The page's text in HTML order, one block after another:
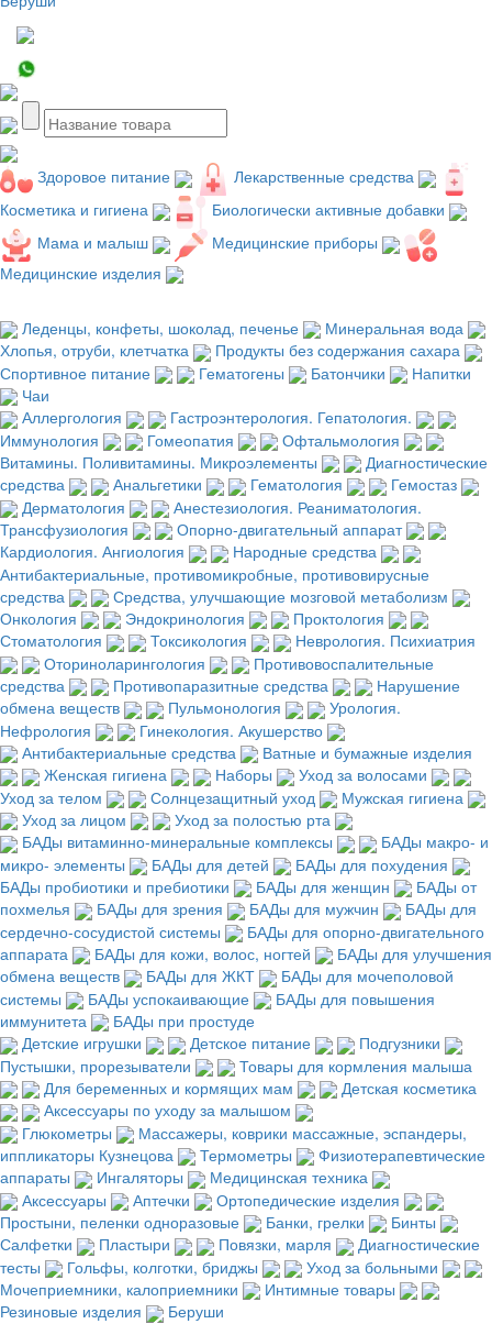
Здоровое питание
Лекарственные средства
Косметика и гигиена
Биологически активные добавки
Мама и малыш
Медицинские приборы
Медицинские изделия
Леденцы, конфеты, шоколад, печенье
Минеральная вода
Хлопья, отруби, клетчатка
Продукты без содержания сахара
Спортивное питание
Гематогены Батончики
Напитки
Чаи
Аллергология
Гастроэнтерология. Гепатология.
Иммунология
Гомеопатия
Офтальмология
Витамины. Поливитамины. Микроэлементы
Диагностические
средства
Анальгетики Гематология
Гемостаз
Дерматология
Анестезиология. Реаниматология.
Трансфузиология
Опорно-двигательный аппарат
Кардиология. Ангиология
Народные средства
Антибактериальные, противомикробные, противовирусные
средства
Средства, улучшающие мозговой метаболизм
Онкология
Эндокринология
Проктология
Стоматология
Токсикология
Неврология. Психиатрия
Оториноларингология
Противовоспалительные
средства
Противопаразитные средства
Нарушение
обмена веществ
Пульмонология
Урология.
Нефрология
Гинекология. Акушерство
Антибактериальные средства
Ватные и бумажные изделия
Женская гигиена
Наборы
Уход за волосами
Уход за телом
Солнцезащитный уход
Мужская гигиена
Уход за лицом
Уход за полостью рта
БАДы витаминно-минеральные комплексы
БАДы макро- и
микро- элементы
БАДы для детей
БАДы для похудения
БАДы пробиотики и пребиотики
БАДы для женщин
БАДы от
похмелья
БАДы для зрения БАДы для мужчин
БАДы для
сердечно-сосудистой системы
БАДы для опорно-двигательного
аппарата
БАДы для кожи, волос, ногтей
БАДы для улучшения
обмена веществ
БАДы для ЖКТ
БАДы для мочеполовой
системы
БАДы успокаивающие
БАДы для повышения
иммунитета
БАДы при простуде
Детские игрушки
Детское питание
Подгузники
Пустышки, прорезыватели
Товары для кормления малыша
Для беременных и кормящих мам
Детская косметика
Аксессуары по уходу за малышом
Глюкометры
Массажеры, коврики массажные, эспандеры,
иппликаторы Кузнецова
Термометры
Физиотерапевтические
аппараты
Ингаляторы
Медицинская техника
Аксессуары
Аптечки
Ортопедические изделия
Простыни, пеленки одноразовые
Банки, грелки
Бинты
Салфетки
Пластыри Повязки, марля
Диагностические
тесты
Гольфы, колготки, бриджы
Уход за больными
Мочеприемники, калоприемники
Интимные товары
Резиновые изделия
Беруши